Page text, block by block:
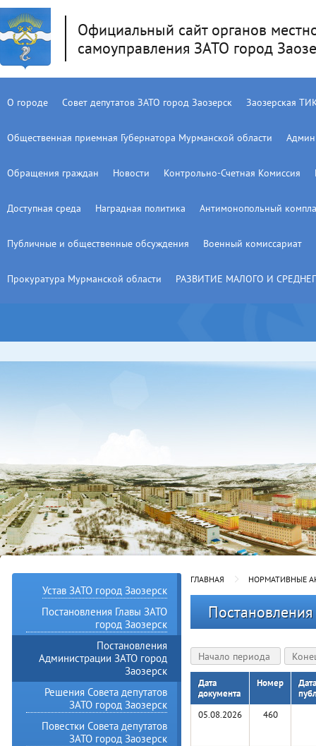
Официальный сайт органов
самоуправления ЗАТО город
О городе Совет депутатов ЗАТО город Заозерск Заозерская
Общественная приемная Губернатора Мурманской области
Обращения граждан Новости Контрольно-Счетная Комиссия
Доступная среда Наградная политика Антимонопольный
Публичные и общественные обсуждения Военный комиссариат
Прокуратура Мурманской области РАЗВИТИЕ МАЛОГО И
Устав ЗАТО город Заозерск
Постановления Главы ЗАТО
город Заозерск
Постановления
Администрации ЗАТО город
Заозерск
Решения Совета депутатов
ЗАТО город Заозерск
Повестки Совета депутатов
ЗАТО город Заозерск
ГЛАВНАЯ НОРМАТИВНЫЕ
Дата
документа
Номер
Дата
05.08.2026
460